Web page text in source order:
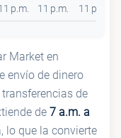
p.m.
11 p.m.
11 p.m.
Market en
envío de dinero
de
de 7 a.m. a
lo que la convierte